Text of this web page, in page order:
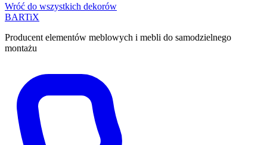
Wróć do wszystkich dekorów
BARTiX
Producent elementów meblowych i mebli do samodzielnego
montażu